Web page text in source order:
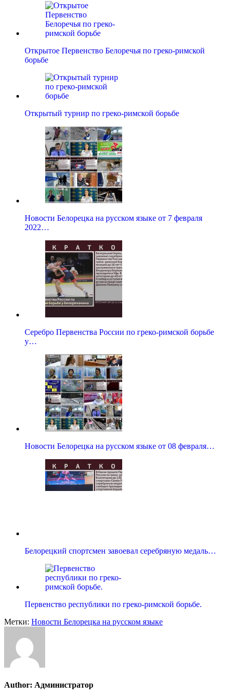
Открытое Первенство Белоречья по греко-римской
борьбе
Открытый турнир по греко-римской борьбе
Новости Белорецка на русском языке от 7 февраля
2022…
Серебро Первенства России по греко-римской борьбе
у…
Новости Белорецка на русском языке от 08 февраля…
Белорецкий спортсмен завоевал серебряную медаль…
Первенство республики по греко-римской борьбе.
Метки: Новости Белорецка на русском языке
Author: Администратор